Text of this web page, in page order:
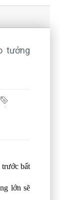
tưởng
Blog
bất
lớn sẽ